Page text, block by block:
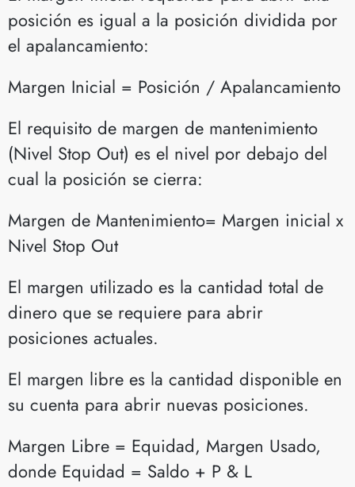
posición es igual a la posición dividida por
el apalancamiento:
Margen Inicial = Posición / Apalancamiento
El requisito de margen de mantenimiento
(Nivel Stop Out) es el nivel por debajo del
cual la posición se cierra:
Margen de Mantenimiento= Margen inicial x
Nivel Stop Out
El margen utilizado es la cantidad total de
dinero que se requiere para abrir
posiciones actuales.
El margen libre es la cantidad disponible en
su cuenta para abrir nuevas posiciones.
Margen Libre = Equidad, Margen Usado,
donde Equidad = Saldo + P & L